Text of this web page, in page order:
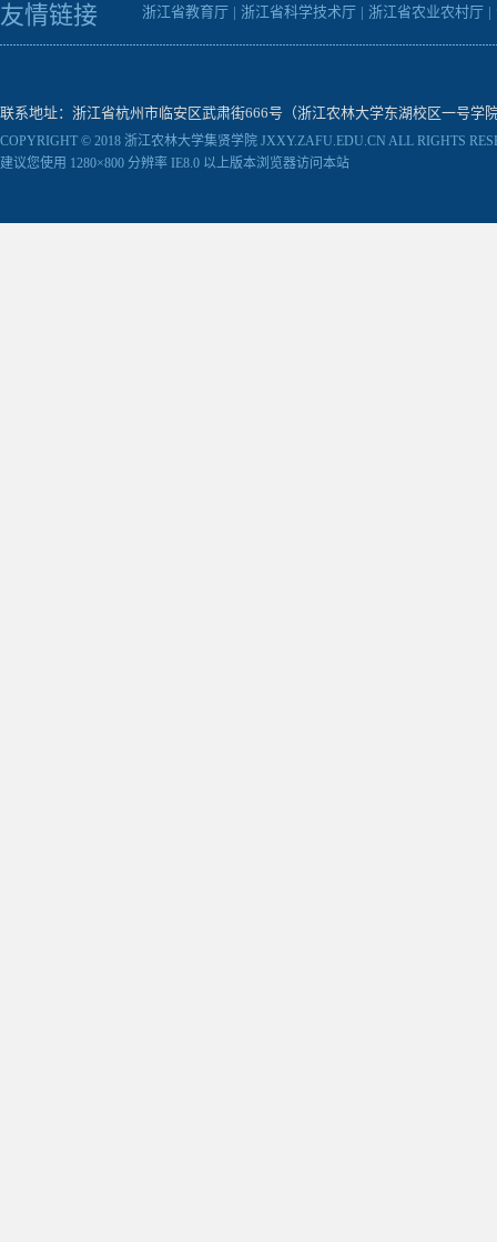
友情链接 浙江省教育厅 | 浙江省科学技术厅 | 浙江省农业农村厅 |
联系地址：浙江省杭州市临安区武肃街666号（浙江农林大学东湖校区一号学
COPYRIGHT © 2018 浙江农林大学集贤学院 JXXY.ZAFU.EDU.CN ALL RIGHTS
建议您使用 1280×800 分辨率 IE8.0 以上版本浏览器访问本站